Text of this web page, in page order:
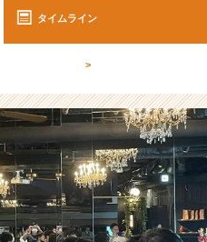
タイムライン
>